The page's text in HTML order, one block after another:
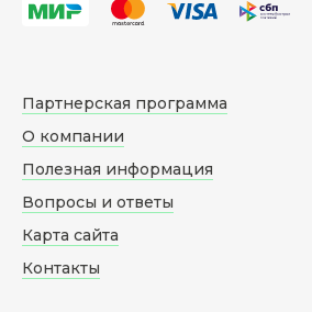
Партнерская программа
О компании
Полезная информация
Вопросы и ответы
Карта сайта
Контакты